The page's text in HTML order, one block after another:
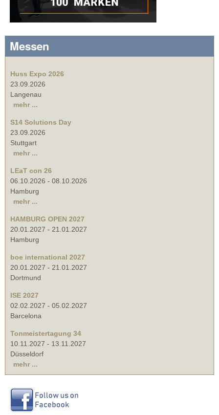
Messen
Huss Expo 2026
23.09.2026
Langenau
mehr ...
S14 Solutions Day
23.09.2026
Stuttgart
mehr ...
LEaT con 26
06.10.2026 - 08.10.2026
Hamburg
mehr ...
HAMBURG OPEN 2027
20.01.2027 - 21.01.2027
Hamburg
boe international 2027
20.01.2027 - 21.01.2027
Dortmund
ISE 2027
02.02.2027 - 05.02.2027
Barcelona
Tonmeistertagung 34
10.11.2027 - 13.11.2027
Düsseldorf
mehr ...